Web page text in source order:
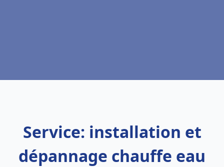
Service: installation et
dépannage chauffe eau